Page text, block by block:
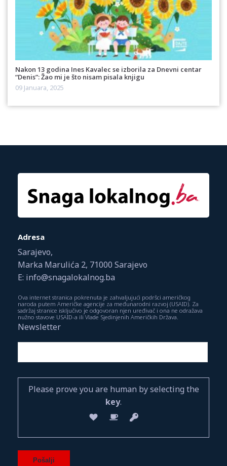
Nakon 13 godina Ines Kavalec se izborila za Dnevni centar
“Denis”: Žao mi je što nisam pisala knjigu
09 Januara, 2025
Adresa
Sarajevo,
Marka Marulića 2, 71000 Sarajevo
E: info@snagalokalnog.ba
Ova internet stranica pokrenuta je zahvaljujući podršci američkog
naroda putem Američke agencije za međunarodni razvoj (USAID). Za
sadržaj stranice isključivo je odgovoran njen uređivač i ona ne odražava
nužno stavove USAID-a ili Vlade Sjedinjenih Američkih Država.
Newsletter
Please prove you are human by selecting the
key.